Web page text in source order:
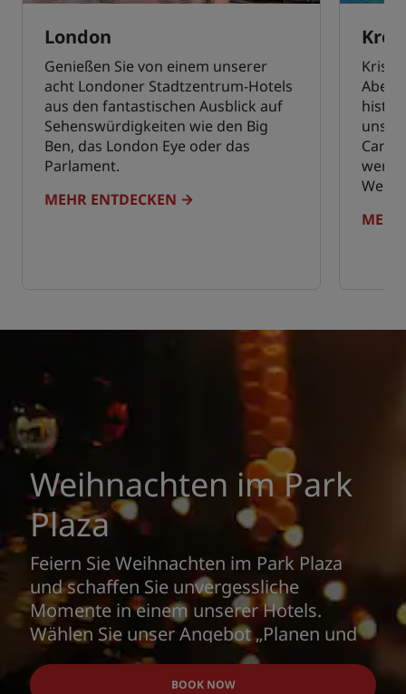
London
Genießen Sie von einem unserer
acht Londoner Stadtzentrum-Hotels
aus den fantastischen Ausblick auf
Sehenswürdigkeiten wie den Big
Ben, das London Eye oder das
Parlament.
MEHR ENTDECKEN
Weihnachten im Park
Plaza
Feiern Sie Weihnachten im Park Plaza
und schaffen Sie unvergessliche
Momente in einem unserer Hotels.
Wählen Sie unser Angebot „Planen und
sparen”, um exklusive Rabatte zu
erhalten.
BOOK NOW